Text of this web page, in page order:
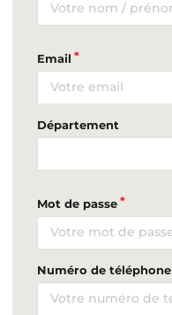
Email
Département
Mot de passe
Numéro de téléphone